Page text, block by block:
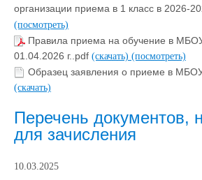
организации приема в 1 класс в 2026-
(посмотреть)
Правила приема на обучение в
01.04.2026 г..pdf (скачать) (посмотреть)
Образец заявления о приеме в
(скачать)
Перечень документов,
для зачисления
10.03.2025